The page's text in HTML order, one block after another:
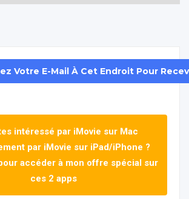
Votre E-Mail À Cet Endroit Pour
intéressé par iMovie sur Mac
par iMovie sur iPad/iPhone ?
accéder à mon offre spécial sur
ces 2 apps